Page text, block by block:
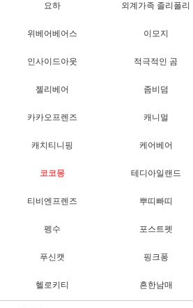
요하 외계가족 졸리폴리
위베어베어스 이모지
인사이드아웃 적극적인 곰
젤리베어 좀비덤
카카오프렌즈 캐니멀
캐치티니핑 케어베어
코코몽 테디아일랜드
티비엔프렌즈 뿌띠빠띠
펭수 포스트펫
푸신캣 핑크퐁
헬로키티 흔한남매